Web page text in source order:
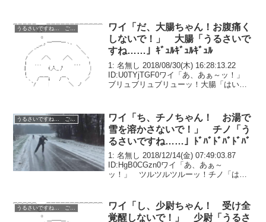
うるさいですね… ごちうさ コピペ改変
ワイ「だ、大腸ちゃん！お腹痛く
しないで！」 大腸「うるさいで
すね……」ｷﾞｭﾙｷﾞｭﾙｷﾞｭﾙ
1: 名無し 2018/08/30(木) 16:28:13.22
ID:U0TYjTGF0ワイ「あ、あぁ～ッ！」
ブリュブリュブリューッ！大腸「はい、
た……」今朝、家を出る...
うるさいですね… ごちうさ コピペ改変
ワイ「ち、チノちゃん！ お湯で
雪を溶かさないで！」 チノ「う
るさいですね……」ﾄﾞﾊﾞﾄﾞﾊﾞﾄﾞﾊﾞ
1: 名無し 2018/12/14(金) 07:49:03.87
ID:HgB0CGzn0ワイ「あ、あぁ～
ッ！」 ツルツルツルーッ！チノ「は
ございました……」数週間前、...
ワイ「し、少尉ちゃん！ 受け全
覚醒しないで！」 少尉「うるさ